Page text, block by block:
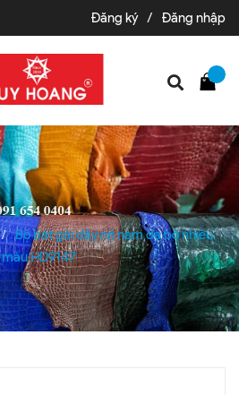
Đăng ký / Đăng nhập
/
Bộ bát gài dây nịt nam da bò nhiều
màu HD9147